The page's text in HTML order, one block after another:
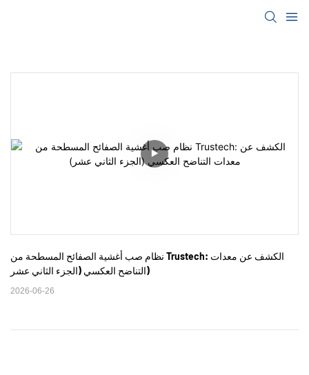
نظام صب أغشية الصفائح المسطحة من Trustech: الكشف عن معدات
التناضح العكسي (الجزء الثاني عشر)
2026-06-26